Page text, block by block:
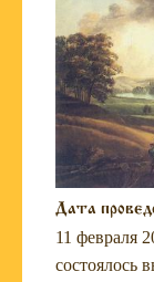
Дата
11 февраля
состоялось